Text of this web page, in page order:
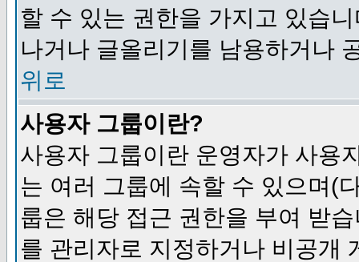
할 수 있는 권한을 가지고 있습
나거나 글올리기를 남용하거나
위로
사용자 그룹이란?
사용자 그룹이란 운영자가 사용
는 여러 그룹에 속할 수 있으며(
룹은 해당 접근 권한을 부여 받
를 관리자로 지정하거나 비공개